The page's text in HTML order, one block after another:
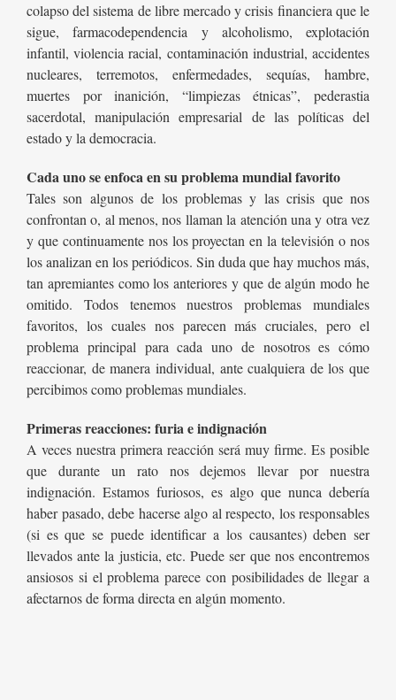
colapso del sistema de libre mercado y crisis financiera que le
sigue, farmacodependencia y alcoholismo, explotación
infantil, violencia racial, contaminación industrial, accidentes
nucleares, terremotos, enfermedades, sequías, hambre,
muertes por inanición, “limpiezas étnicas”, pederastia
sacerdotal, manipulación empresarial de las políticas del
estado y la democracia.
Cada uno se enfoca en su problema mundial favorito
Tales son algunos de los problemas y las crisis que nos
confrontan o, al menos, nos llaman la atención una y otra vez
y que continuamente nos los proyectan en la televisión o nos
los analizan en los periódicos. Sin duda que hay muchos más,
tan apremiantes como los anteriores y que de algún modo he
omitido. Todos tenemos nuestros problemas mundiales
favoritos, los cuales nos parecen más cruciales, pero el
problema principal para cada uno de nosotros es cómo
reaccionar, de manera individual, ante cualquiera de los que
percibimos como problemas mundiales.
Primeras reacciones: furia e indignación
A veces nuestra primera reacción será muy firme. Es posible
que durante un rato nos dejemos llevar por nuestra
indignación. Estamos furiosos, es algo que nunca debería
haber pasado, debe hacerse algo al respecto, los responsables
(si es que se puede identificar a los causantes) deben ser
llevados ante la justicia, etc. Puede ser que nos encontremos
ansiosos si el problema parece con posibilidades de llegar a
afectarnos de forma directa en algún momento.